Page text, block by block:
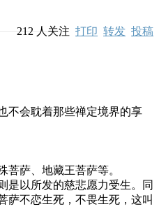
212人关注 打印 转发 投稿
不会耽着那些禅定境界的享
萨、地藏王菩萨等。
以所发的慈悲愿力受生。同
萨不恋生死，不畏生死，这叫